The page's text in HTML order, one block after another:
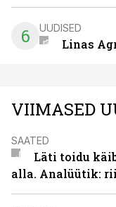
6 UUDISED
Linas
VIIMASED
SAATED
Läti toidu
alla. Analüütik: